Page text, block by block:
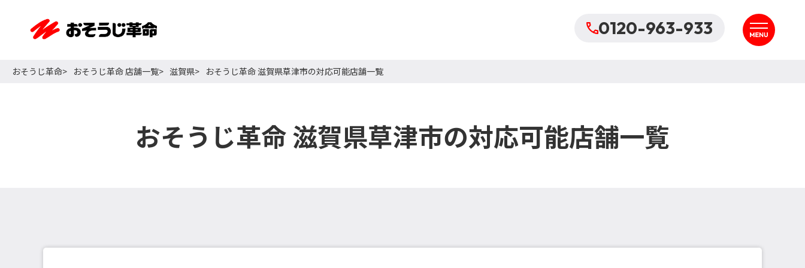
0120-963-933
おそうじ革命 おそうじ革命 店舗一覧 滋賀県 おそうじ革命 滋賀県草津市の対応可能店舗一覧
おそうじ革命 滋賀県草津市の対応可能店舗一覧